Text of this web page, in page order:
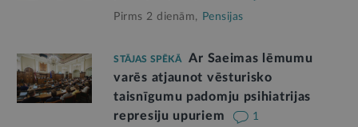
Pirms 2 dienām, Pensijas
STĀJAS SPĒKĀ
Ar Saeimas lēmumu
varēs atjaunot vēsturisko
taisnīgumu padomju psihiatrijas
represiju upuriem
1